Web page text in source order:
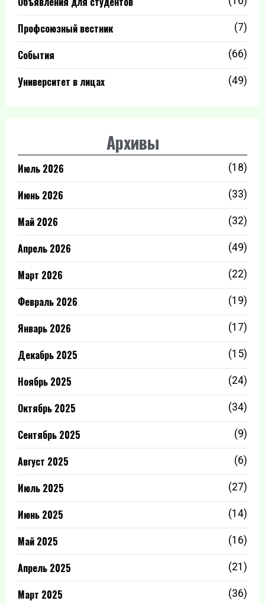
Профсоюзный вестник (7)
События (66)
Университет в лицах (49)
Архивы
Июль 2026 (18)
Июнь 2026 (33)
Май 2026 (32)
Апрель 2026 (49)
Март 2026 (22)
Февраль 2026 (19)
Январь 2026 (17)
Декабрь 2025 (15)
Ноябрь 2025 (24)
Октябрь 2025 (34)
Сентябрь 2025 (9)
Август 2025 (6)
Июль 2025 (27)
Июнь 2025 (14)
Май 2025 (16)
Апрель 2025 (21)
Март 2025 (36)